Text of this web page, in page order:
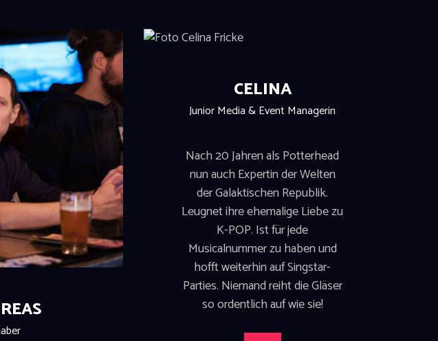
CELINA
Junior Media & Event Managerin
Nach 20 Jahren als Potterhead
nun auch Expertin der Welten
der Galaktischen Republik.
Leugnet ihre ehemalige Liebe zu
K-POP. Ist für jede
Musicalnummer zu haben und
hofft weiterhin auf Singstar-
Parties. Niemand reiht die Gläser
so ordentlich auf wie sie!